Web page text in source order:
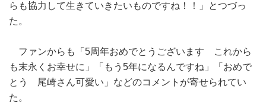
らも協力して生きていきたいものですね！！」とつづっ
た。
ファンからも「5周年おめでとうございます これから
も末永くお幸せに」「もう5年になるんですね」「おめで
とう 尾崎さん可愛い」などのコメントが寄せられてい
た。